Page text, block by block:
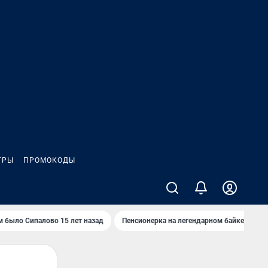
ПРОМОКОДЫ
было Сипалово 15 лет назад Пенсионерка на легендарном байке